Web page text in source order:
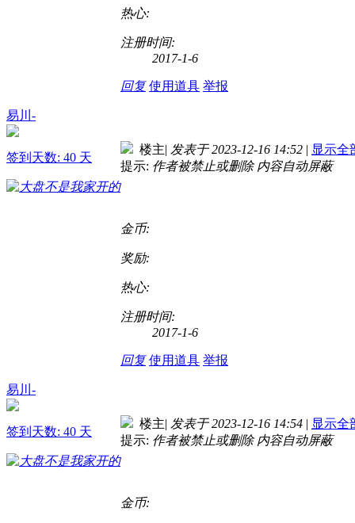
热心:
注册时间:
2017-1-6
回复 使用道具 举报
易川-
签到天数: 40 天
楼主| 发表于 2023-12-16 14:52 | 显示全
提示: 作者被禁止或删除 内容自动屏蔽
金币:
奖励:
热心:
注册时间:
2017-1-6
回复 使用道具 举报
易川-
签到天数: 40 天
楼主| 发表于 2023-12-16 14:54 | 显示全
提示: 作者被禁止或删除 内容自动屏蔽
金币: